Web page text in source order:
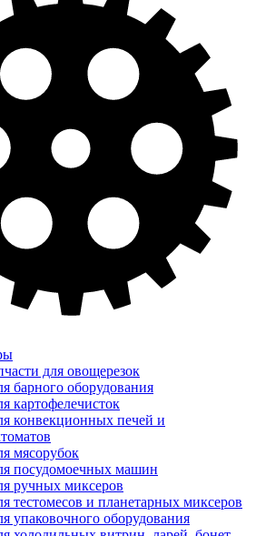
для овощерезок
барного оборудования
картофелечисток
конвекционных печей и
мясорубок
посудомоечных машин
ручных миксеров
тестомесов и планетарных миксеров
упаковочного оборудования